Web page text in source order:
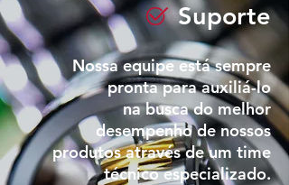
Suporte
Nossa equipe está sempre
pronta para auxiliá-lo
na busca do melhor
desempenho de nossos
produtos através de um time
técnico especializado.